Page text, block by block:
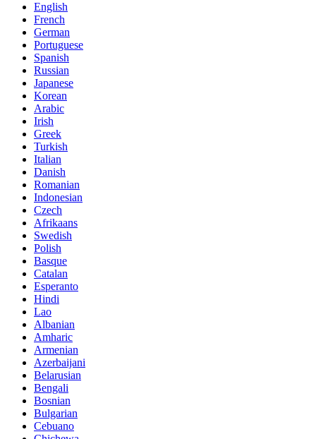
English
French
German
Portuguese
Spanish
Russian
Japanese
Korean
Arabic
Irish
Greek
Turkish
Italian
Danish
Romanian
Indonesian
Czech
Afrikaans
Swedish
Polish
Basque
Catalan
Esperanto
Hindi
Lao
Albanian
Amharic
Armenian
Azerbaijani
Belarusian
Bengali
Bosnian
Bulgarian
Cebuano